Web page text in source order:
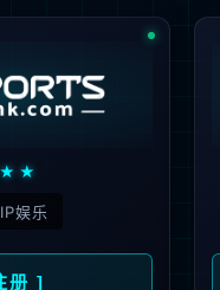
...
址是否完整或存在多余字符;